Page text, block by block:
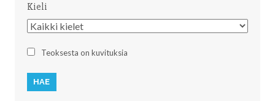
Kieli
Kieli
Teoksesta on kuvituksia